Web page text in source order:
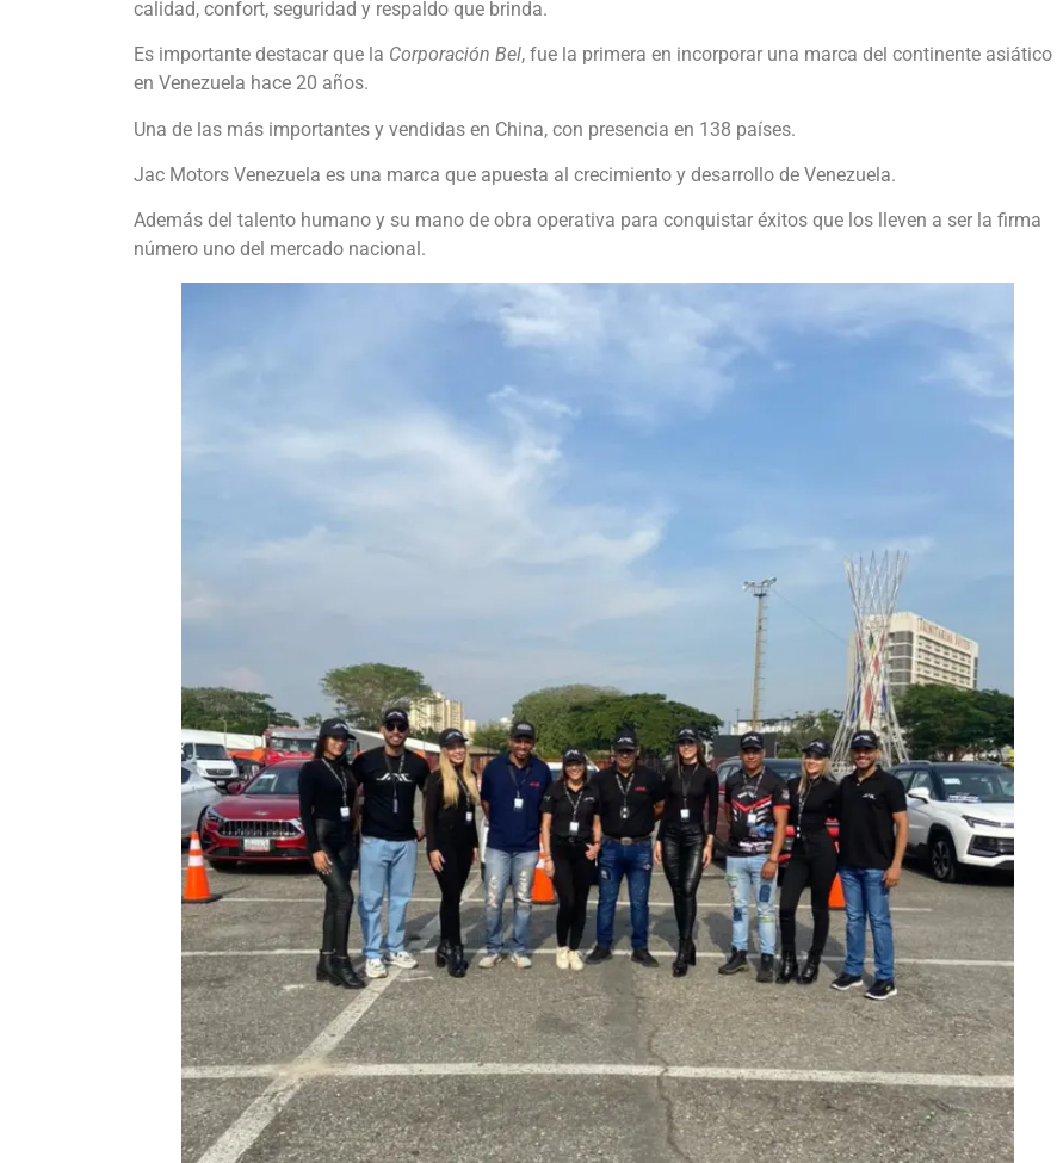
calidad, confort, seguridad y respaldo que brinda.
Es importante destacar que la Corporación Bel, fue la primera en incorporar una marca del continente asiático
en Venezuela hace 20 años.
Una de las más importantes y vendidas en China, con presencia en 138 países.
Jac Motors Venezuela es una marca que apuesta al crecimiento y desarrollo de Venezuela.
Además del talento humano y su mano de obra operativa para conquistar éxitos que los lleven a ser la firma
número uno del mercado nacional.